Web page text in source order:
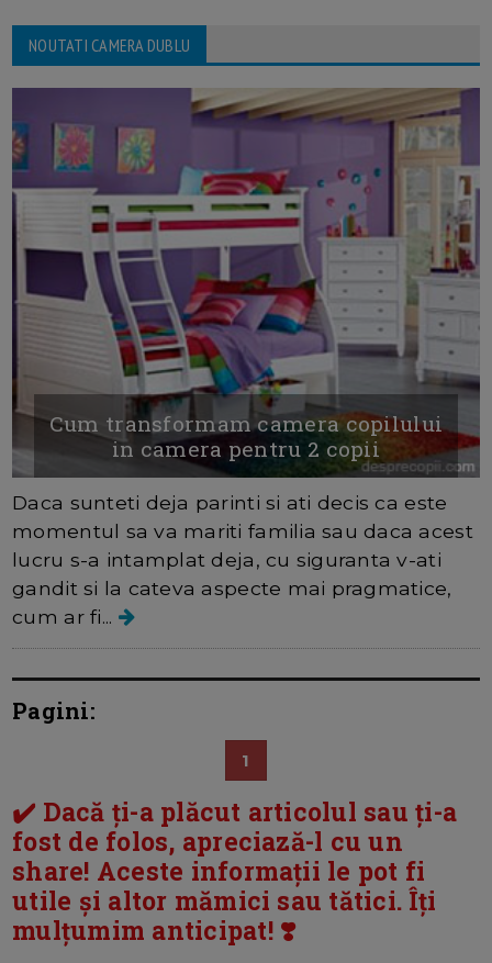
NOUTATI CAMERA DUBLU
Cum transformam camera copilului
in camera pentru 2 copii
Daca sunteti deja parinti si ati decis ca este
momentul sa va mariti familia sau daca acest
lucru s-a intamplat deja, cu siguranta v-ati
gandit si la cateva aspecte mai pragmatice,
cum ar fi...
Pagini:
1
✔️ Dacă ți-a plăcut articolul sau ți-a
fost de folos, apreciază-l cu un
share! Aceste informații le pot fi
utile și altor mămici sau tătici. Îți
mulțumim anticipat! ❣️